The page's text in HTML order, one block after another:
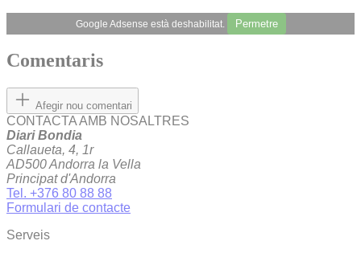
Google Adsense està deshabilitat. Permetre
Comentaris
Afegir nou comentari
CONTACTA AMB NOSALTRES
Diari Bondia
Callaueta, 4, 1r
AD500 Andorra la Vella
Principat d'Andorra
Tel. +376 80 88 88
Formulari de contacte
Serveis